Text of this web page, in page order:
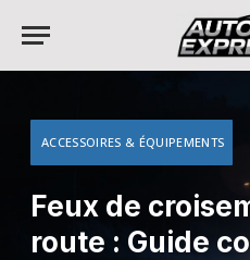
ACCESSOIRES & ÉQUIPEMENTS
Feux de
route : Guide